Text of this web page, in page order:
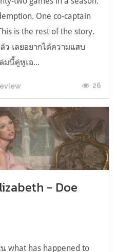
One co-captain
is the rest of the story.
เลยอยากได้ความแสบ
มนี้คู่หูเอ...
26
- Doe
what has happened to